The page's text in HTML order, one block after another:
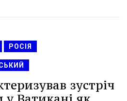
РОСІЯ
зустріч